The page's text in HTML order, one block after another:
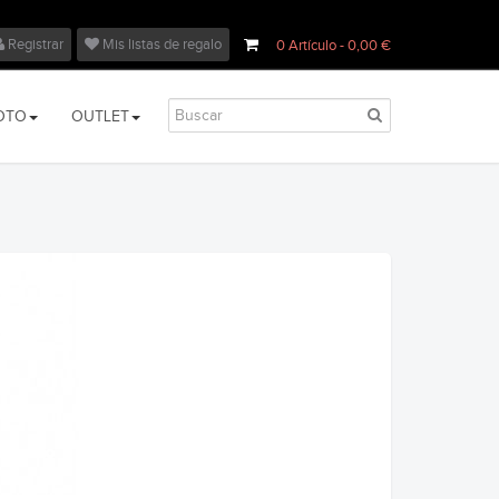
0Artículo- 0,00 €
Registrar Mis listas de regalo
OUTLET